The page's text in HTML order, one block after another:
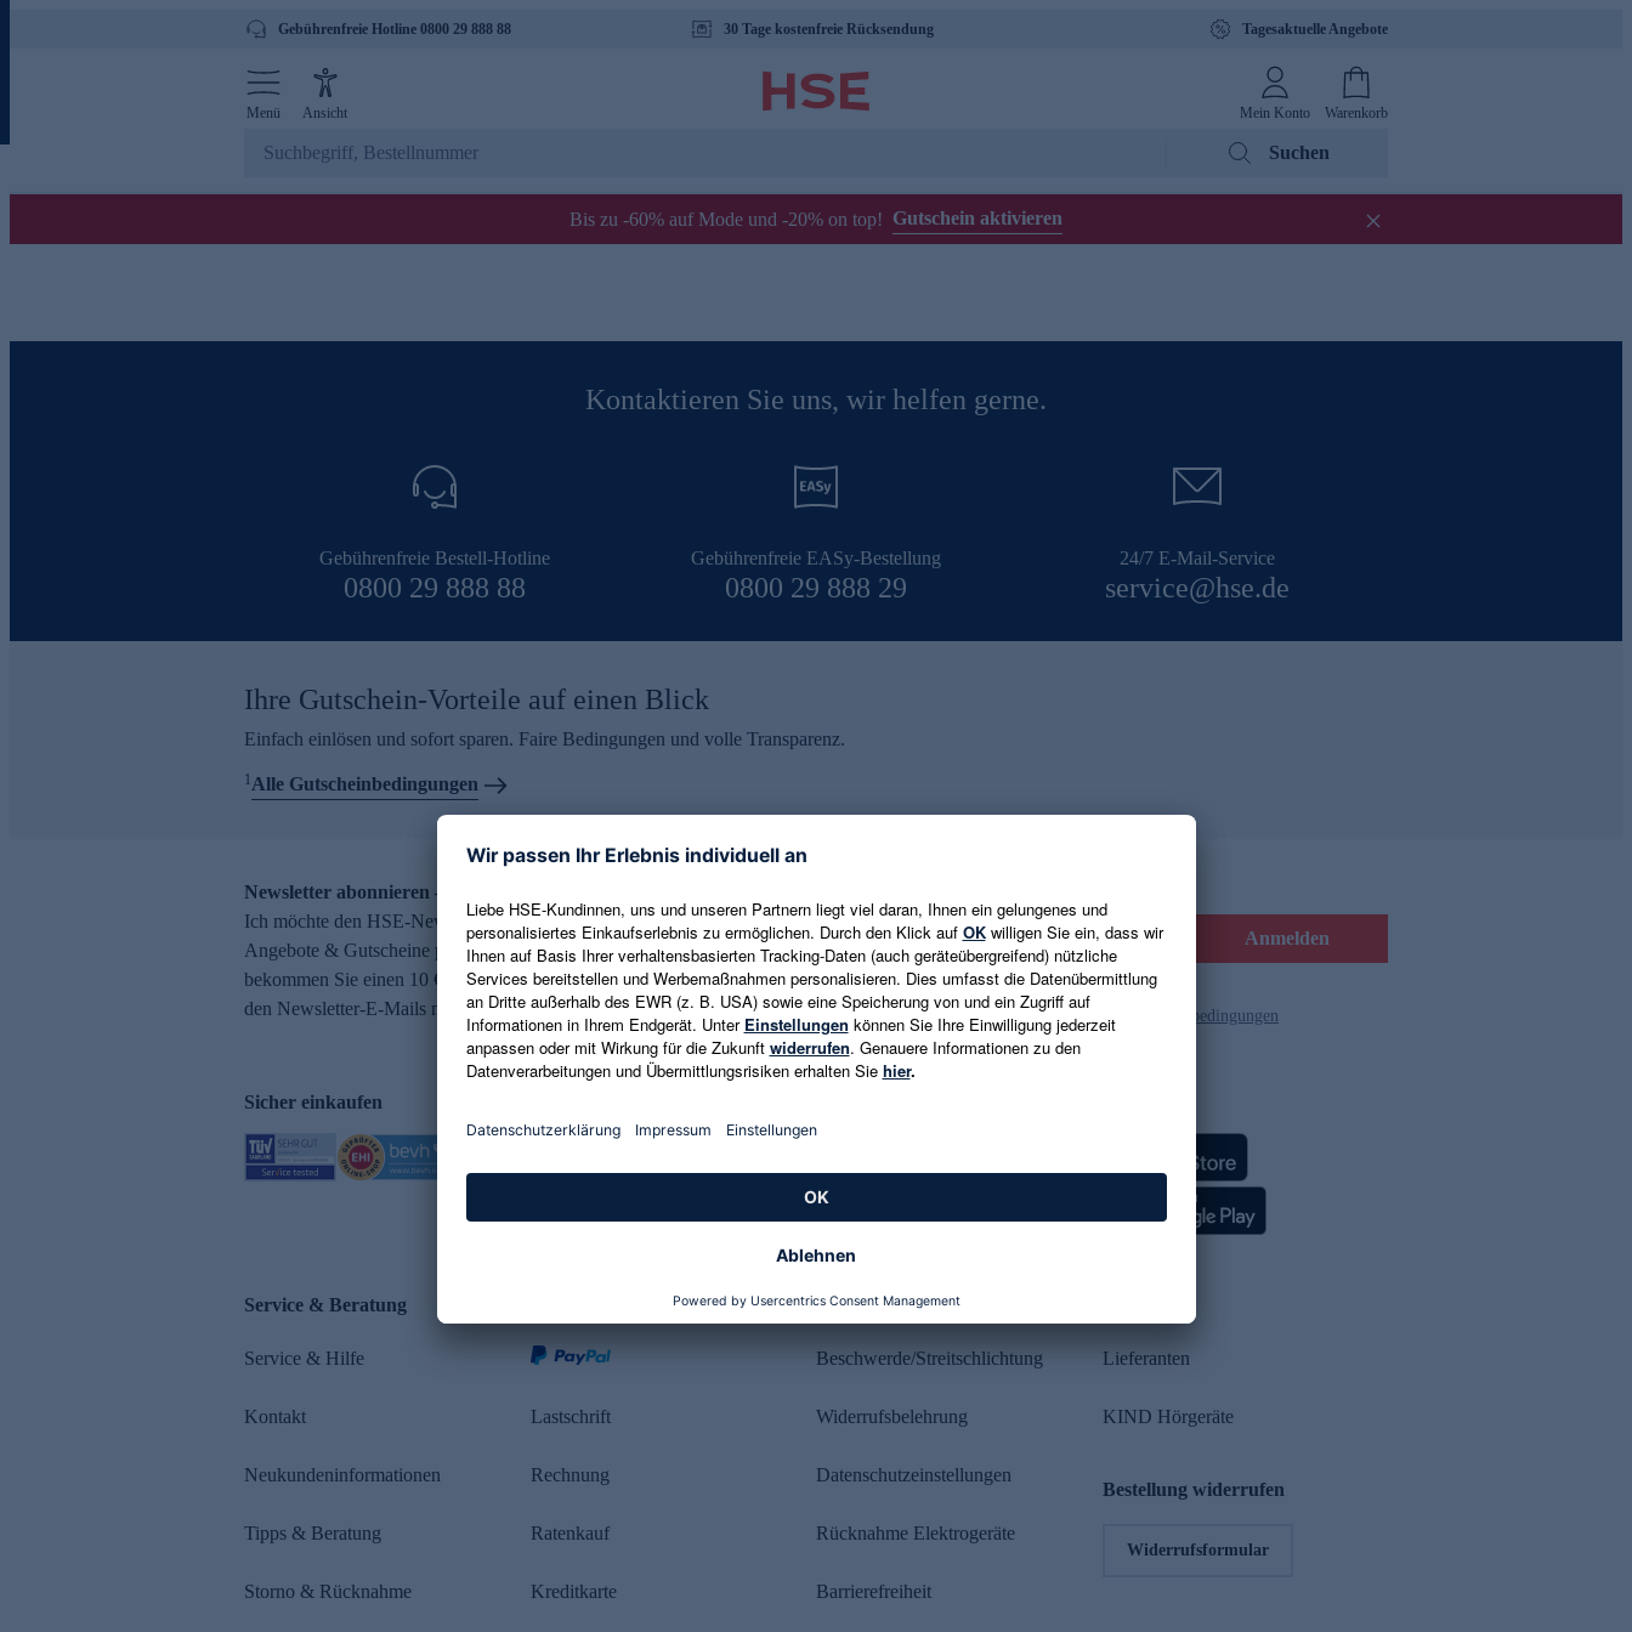
Gebührenfreie Hotline 0800 29 888 88 30 Tage kostenfreie Rücksendung Tagesaktuelle Angebote
Menü Ansicht Mein Konto Warenkorb
Suchen
Bis zu -60% auf Mode und -20% on top! Gutschein aktivieren
Kontaktieren Sie uns, wir helfen gerne.
Gebührenfreie Bestell-Hotline
0800 29 888 88
Gebührenfreie EASy-Bestellung
0800 29 888 29
24/7 E-Mail-Service
service@hse.de
Ihre Gutschein-Vorteile auf einen Blick
Einfach einlösen und sofort sparen. Faire Bedingungen und volle Transparenz.
1Alle Gutscheinbedingungen
Newsletter abonnieren – 10 € Gutschein erhalten
Ich möchte den HSE-Newsletter abonnieren und aktuelle Trends,
Angebote & Gutscheine per E-Mail erhalten. Als Dankeschön
bekommen Sie einen 10 € Gutschein. Eine Abmeldung ist jederzeit in
den Newsletter-E-Mails möglich.
E-Mail-Adresse eingeben Anmelden
Es gelten die Datenschutzrichtlinien und die Gutscheinbedingungen
Sicher einkaufen
Service & Beratung
Service & Hilfe
Kontakt
Neukundeninformationen
Tipps & Beratung
Storno & Rücknahme
Lastschrift
Rechnung
Ratenkauf
Kreditkarte
Rechtliches
Beschwerde/Streitschlichtung
Widerrufsbelehrung
Datenschutzeinstellungen
Rücknahme Elektrogeräte
Barrierefreiheit
Lieferanten
KIND Hörgeräte
Bestellung widerrufen
Widerrufsformular